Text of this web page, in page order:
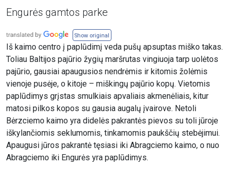
Engurės gamtos parke
Show original
Iš kaimo centro į paplūdimį veda pušų apsuptas miško takas.
Toliau Baltijos pajūrio žygių maršrutas vingiuoja tarp uolėtos
pajūrio, gausiai apaugusios nendrėmis ir kitomis žolėmis
vienoje pusėje, o kitoje – miškingų pajūrio kopų. Vietomis
paplūdimys grįstas smulkiais apvaliais akmenėliais, kitur
matosi pilkos kopos su gausia augalų įvairove. Netoli
Bėrzciemo kaimo yra didelės pakrantės pievos su toli jūroje
iškylančiomis seklumomis, tinkamomis paukščių stebėjimui.
Apaugusi jūros pakrantė tęsiasi iki Abragciemo kaimo, o nuo
Abragciemo iki Engurės yra paplūdimys.